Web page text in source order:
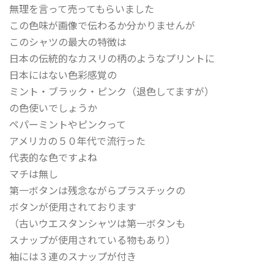
無理を言って売ってもらいました
この色味が画像で伝わるか分かりませんが
このシャツの最大の特徴は
日本の伝統的なカスリの柄のようなプリントに
日本にはない色彩感覚の
ミント・ブラック・ピンク（退色してますが）
の色使いでしょうか
ペパーミントやピンクって
アメリカの５０年代で流行った
代表的な色ですよね
マチは無し
第一ボタンは残念ながらプラスチックの
ボタンが使用されております
（古いウエスタンシャツは第一ボタンも
スナップが使用されている物もあり）
袖には３連のスナップが付き